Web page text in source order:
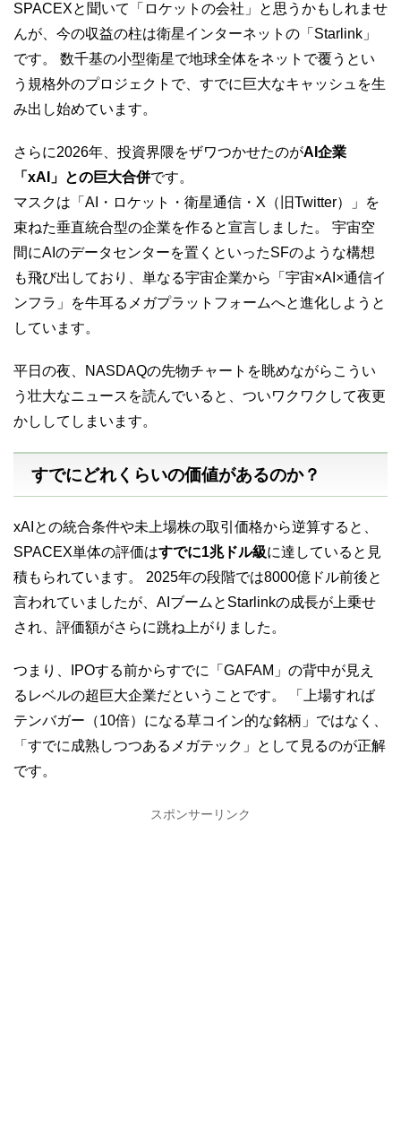
SPACEXと聞いて「ロケットの会社」と思うかもしれませ
んが、今の収益の柱は衛星インターネットの「Starlink」
です。 数千基の小型衛星で地球全体をネットで覆うとい
う規格外のプロジェクトで、すでに巨大なキャッシュを生
み出し始めています。
さらに2026年、投資界隈をザワつかせたのがAI企業
「xAI」との巨大合併です。
マスクは「AI・ロケット・衛星通信・X（旧Twitter）」を
束ねた垂直統合型の企業を作ると宣言しました。 宇宙空
間にAIのデータセンターを置くといったSFのような構想
も飛び出しており、単なる宇宙企業から「宇宙×AI×通信イ
ンフラ」を牛耳るメガプラットフォームへと進化しようと
しています。
平日の夜、NASDAQの先物チャートを眺めながらこうい
う壮大なニュースを読んでいると、ついワクワクして夜更
かししてしまいます。
すでにどれくらいの価値があるのか？
xAIとの統合条件や未上場株の取引価格から逆算すると、
SPACEX単体の評価はすでに1兆ドル級に達していると見
積もられています。 2025年の段階では8000億ドル前後と
言われていましたが、AIブームとStarlinkの成長が上乗せ
され、評価額がさらに跳ね上がりました。
つまり、IPOする前からすでに「GAFAM」の背中が見え
るレベルの超巨大企業だということです。 「上場すれば
テンバガー（10倍）になる草コイン的な銘柄」ではなく、
「すでに成熟しつつあるメガテック」として見るのが正解
です。
スポンサーリンク